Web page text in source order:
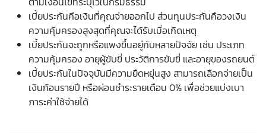
เบี้ยประกันคือเงินที่คุณจ่ายออกไป ส่วนทุนประกันคือวงเงิน
ความคุ้มครองสูงสุดที่คุณจะได้รับเมื่อเกิดเหตุ
เบี้ยประกันจะถูกหรือแพงขึ้นอยู่กับหลายปัจจัย เช่น ประเภท
ความคุ้มครอง อายุผู้ขับขี่ ประวัติการขับขี่ และอายุของรถยนต์
เบี้ยประกันในปัจจุบันมีความยืดหยุ่นสูง สามารถเลือกจ่ายเป็น
เงินก้อนรายปี หรือผ่อนชำระรายเดือน 0% เพื่อช่วยแบ่งเบา
ภาระค่าใช้จ่ายได้